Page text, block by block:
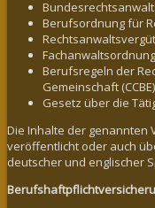
Berufsordnung für
Fachanwaltsordnung
Berufsregeln der
Gemeinschaft (CCBE)
Gesetz über die
Die Inhalte der genannten
veröffentlicht oder auch
deutscher und englischer